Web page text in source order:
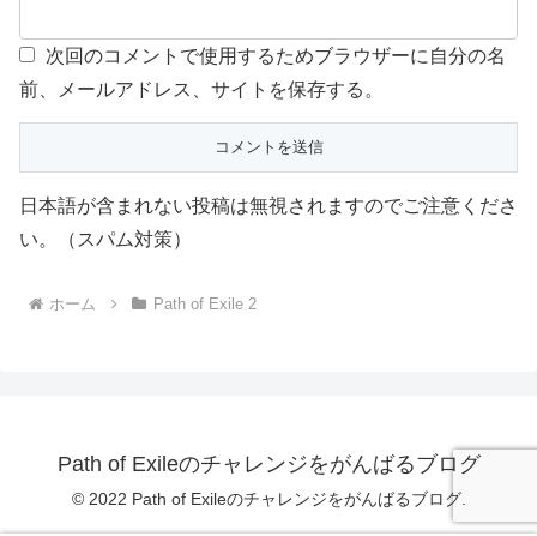
次回のコメントで使用するためブラウザーに自分の名
前、メールアドレス、サイトを保存する。
日本語が含まれない投稿は無視されますのでご注意くださ
い。（スパム対策）
ホーム Path of Exile 2
Path of Exileのチャレンジをがんばるブログ
© 2022 Path of Exileのチャレンジをがんばるブログ.